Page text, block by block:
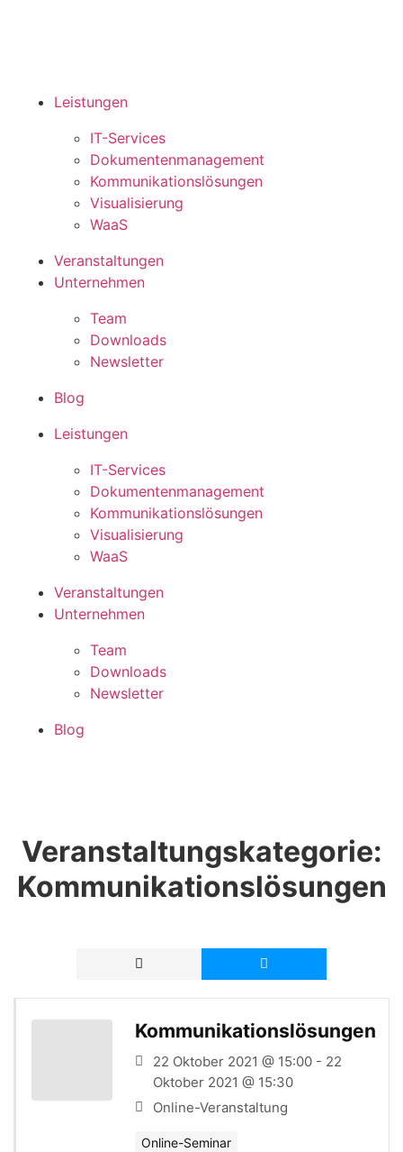
Leistungen
IT-Services
Doku­menten­manage­ment
Kommu­nikations­lös­ungen
Visua­lisierung
WaaS
Ver­anstalt­ungen
Unter­nehmen
Team
Down­loads
News­letter
Blog
Leistungen
IT-Services
Doku­menten­manage­ment
Kommu­nikations­lös­ungen
Visua­lisierung
WaaS
Ver­anstalt­ungen
Unter­nehmen
Team
Down­loads
News­letter
Blog
Veranstaltungskategorie:
Kommunikationslösungen
Kommunikationslösungen
22 Oktober 2021 @ 15:00 - 22
Oktober 2021 @ 15:30
Online-Veranstaltung
Online-Seminar